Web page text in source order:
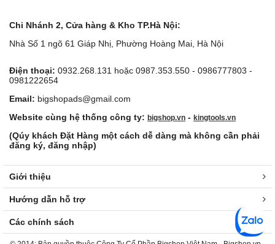
Chi Nhánh 2, Cửa hàng & Kho TP.Hà Nội:
Nhà Số 1 ngõ 61 Giáp Nhị, Phường Hoàng Mai, Hà Nội
Điện thoại: 0932.268.131 hoặc 0987.353.550 - 0986777803 -
0981222654
Email: bigshopads@gmail.com
Website cùng hệ thống công ty: bigshop.vn - kingtools.vn
(Qúy khách Đặt Hàng một cách dễ dàng mà không cần phải
đăng ký, đăng nhập)
Giới thiệu
Hướng dẫn hỗ trợ
Các chính sách